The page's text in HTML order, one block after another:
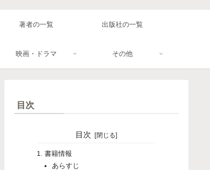
著者の一覧 出版社の一覧
映画・ドラマ その他
目次
目次
書籍情報
あらすじ